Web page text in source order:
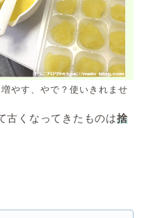
やす、やで？使いきれませ
古くなってきたものは捨